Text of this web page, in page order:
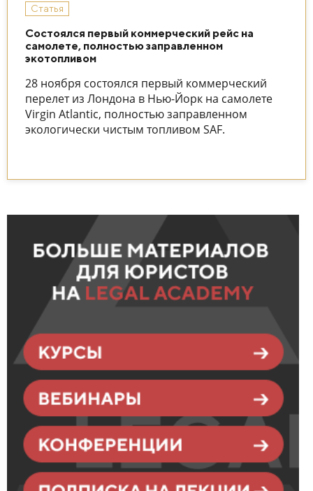
Статья
Состоялся первый коммерческий рейс на
самолете, полностью заправленном
экотопливом
28 ноября состоялся первый коммерческий
перелет из Лондона в Нью-Йорк на самолете
Virgin Atlantic, полностью заправленном
экологически чистым топливом SAF.